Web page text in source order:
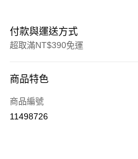
付款與運送方式
超取滿NT$390免運
POYA支付
信用卡一次付款
商品特色
商品編號
11498726